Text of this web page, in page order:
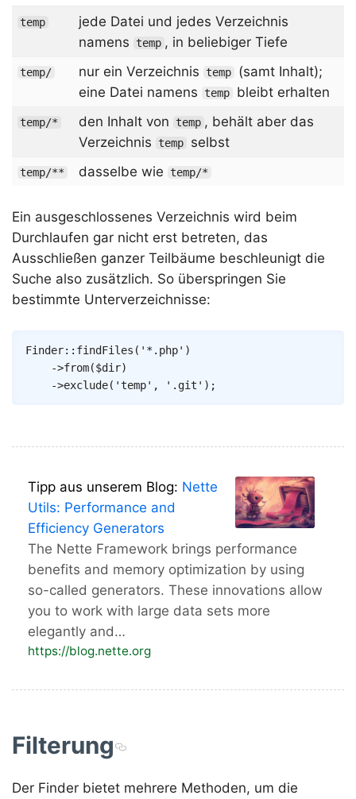
temp
jede Datei und jedes Verzeichnis
namens
temp , in beliebiger Tiefe
temp/ nur ein Verzeichnis temp
(samt Inhalt);
eine Datei namens
temp bleibt erhalten
temp/* den Inhalt von temp , behält aber das
Verzeichnis
temp selbst
temp/** dasselbe wie temp/*
Ein ausgeschlossenes Verzeichnis wird beim
Durchlaufen gar nicht erst betreten, das
Ausschließen ganzer Teilbäume beschleunigt die
Suche also zusätzlich. So überspringen Sie
bestimmte Unterverzeichnisse:
Finder:: findFiles ( '*.php' )
->from($dir)
->exclude( 'temp' , '.git' ) ;
Tipp aus unserem Blog: Nette
Utils: Performance and
Efficiency Generators
The Nette Framework brings performance
benefits and memory optimization by using
so-called generators. These innovations allow
you to work with large data sets more
elegantly and…
https://blog.nette.org
Filterung
Der Finder bietet mehrere Methoden, um die